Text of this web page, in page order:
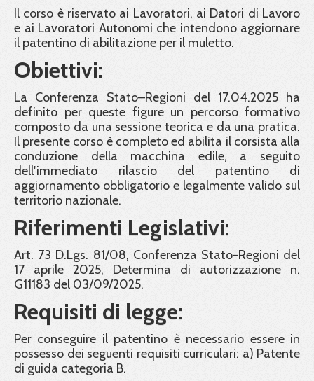
Il corso è riservato ai Lavoratori, ai Datori di Lavoro
e ai Lavoratori Autonomi che intendono aggiornare
il patentino di abilitazione per il muletto.
Obiettivi:
La Conferenza Stato–Regioni del 17.04.2025 ha
definito per queste figure un percorso formativo
composto da una sessione teorica e da una pratica.
Il presente corso è completo ed abilita il corsista alla
conduzione della macchina edile, a seguito
dell'immediato rilascio del patentino di
aggiornamento obbligatorio e legalmente valido sul
territorio nazionale.
Riferimenti Legislativi:
Art. 73 D.Lgs. 81/08, Conferenza Stato-Regioni del
17 aprile 2025, Determina di autorizzazione n.
G11183 del 03/09/2025.
Requisiti di legge:
Per conseguire il patentino è necessario essere in
possesso dei seguenti requisiti curriculari: a) Patente
di guida categoria B.